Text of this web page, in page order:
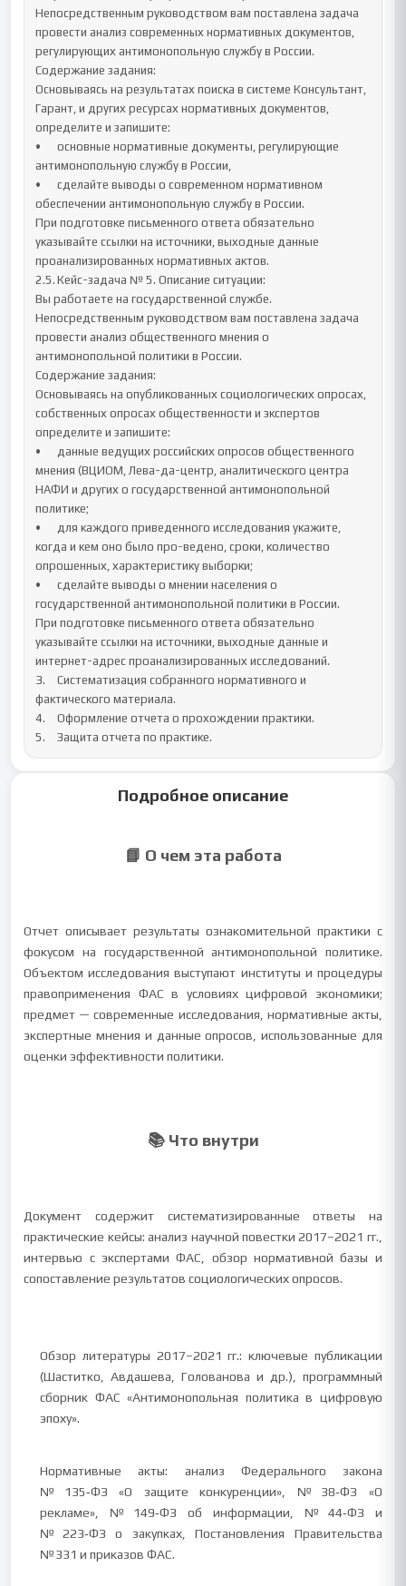
Непосредственным руководством вам поставлена задача
провести анализ современных нормативных документов,
регулирующих антимонопольную службу в России.
Содержание задания:
Основываясь на результатах поиска в системе Консультант,
Гарант, и других ресурсах нормативных документов,
определите и запишите:
•	основные нормативные документы, регулирующие
антимонопольную службу в России,
•	сделайте выводы о современном нормативном
обеспечении антимонопольную службу в России.
При подготовке письменного ответа обязательно
указывайте ссылки на источники, выходные данные
проанализированных нормативных актов.
2.5.	Кейс-задача № 5. Описание ситуации:
Вы работаете на государственной службе.
Непосредственным руководством вам поставлена задача
провести анализ общественного мнения о
антимонопольной политики в России.
Содержание задания:
Основываясь на опубликованных социологических опросах,
собственных опросах общественности и экспертов
определите и запишите:
•	данные ведущих российских опросов общественного
мнения (ВЦИОМ, Лева-да-центр, аналитического центра
НАФИ и других о государственной антимонопольной
политике;
•	для каждого приведенного исследования укажите,
когда и кем оно было про-ведено, сроки, количество
опрошенных, характеристику выборки;
•	сделайте выводы о мнении населения о
государственной антимонопольной политики в России.
При подготовке письменного ответа обязательно
указывайте ссылки на источники, выходные данные и
интернет-адрес проанализированных исследований.
3.	Систематизация собранного нормативного и
фактического материала.
4.	Оформление отчета о прохождении практики.
5.	Защита отчета по практике.
Подробное описание
📘 О чем эта работа
Отчет описывает результаты ознакомительной практики с
фокусом на государственной антимонопольной политике.
Объектом исследования выступают институты и процедуры
правоприменения ФАС в условиях цифровой экономики;
предмет — современные исследования, нормативные акты,
экспертные мнения и данные опросов, использованные для
оценки эффективности политики.
📚 Что внутри
Документ содержит систематизированные ответы на
практические кейсы: анализ научной повестки 2017–2021 гг.,
интервью с экспертами ФАС, обзор нормативной базы и
сопоставление результатов социологических опросов.
Обзор литературы 2017–2021 гг.: ключевые публикации
(Шаститко, Авдашева, Голованова и др.), программный
сборник ФАС «Антимонопольная политика в цифровую
эпоху».
Нормативные акты: анализ Федерального закона
№135‑ФЗ «О защите конкуренции», №38‑ФЗ «О
рекламе», №149‑ФЗ об информации, №44‑ФЗ и
№223‑ФЗ о закупках, Постановления Правительства
№331 и приказов ФАС.